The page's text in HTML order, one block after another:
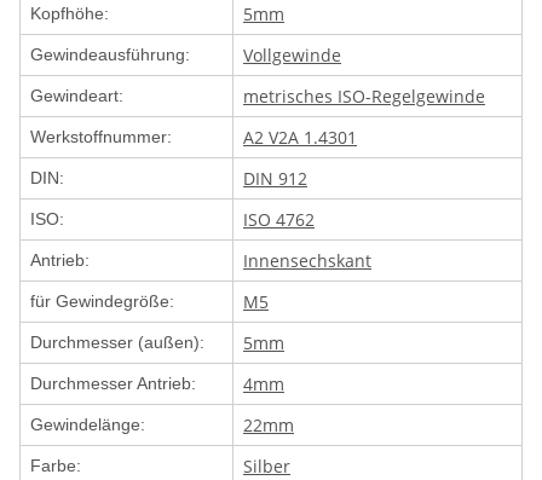
Kopfhöhe: 5mm
Gewindeausführung: Vollgewinde
Gewindeart: metrisches ISO-Regelgewinde
Werkstoffnummer: A2 V2A 1.4301
DIN: DIN 912
ISO: ISO 4762
Antrieb: Innensechskant
für Gewindegröße: M5
Durchmesser (außen): 5mm
Durchmesser Antrieb: 4mm
Gewindelänge: 22mm
Farbe: Silber